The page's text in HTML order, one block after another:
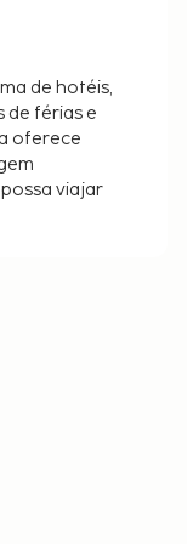
serviço,
reserva. Todas
o alojamento.
ao hotel (em
outro
em euros ou
de hotéis,
de férias e
oferece
viajar